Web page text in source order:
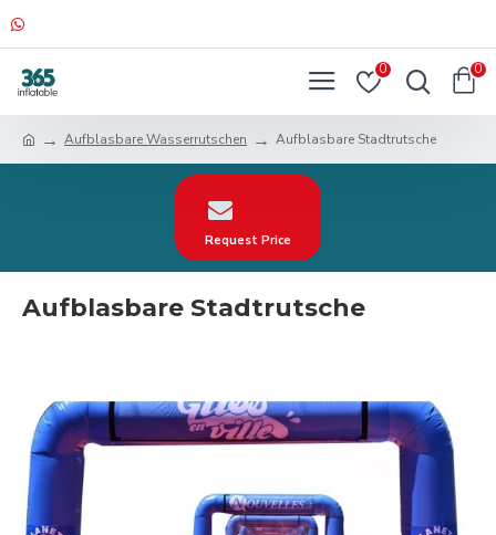
0 0
Aufblasbare Wasserrutschen Aufblasbare Stadtrutsche
Request Price
Aufblasbare Stadtrutsche